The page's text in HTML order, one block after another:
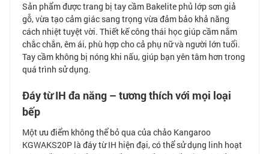
Sản phẩm được trang bị tay cầm Bakelite phủ lớp sơn giả
gỗ, vừa tạo cảm giác sang trọng vừa đảm bảo khả năng
cách nhiệt tuyệt vời. Thiết kế công thái học giúp cầm nắm
chắc chắn, êm ái, phù hợp cho cả phụ nữ và người lớn tuổi.
Tay cầm không bị nóng khi nấu, giúp bạn yên tâm hơn trong
quá trình sử dụng.
Đáy từ IH đa năng – tương thích với mọi loại
bếp
Một ưu điểm không thể bỏ qua của chảo Kangaroo
KGWAKS20P là đáy từ IH hiện đại, có thể sử dụng linh hoạt